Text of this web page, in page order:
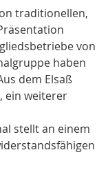
traditionellen,
von
haben
dem Elsaß
ein weiterer
stellt an einem